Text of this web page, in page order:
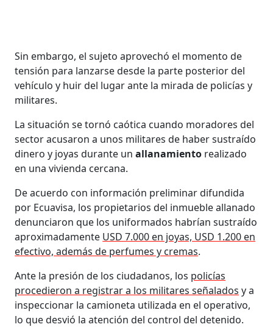
Sin embargo, el sujeto aprovechó el momento de
tensión para lanzarse desde la parte posterior del
vehículo y huir del lugar ante la mirada de policías y
militares.
La situación se tornó caótica cuando moradores del
sector acusaron a unos militares de haber sustraído
dinero y joyas durante unallanamiento realizado
en una vivienda cercana.
De acuerdo con información preliminar difundida
por Ecuavisa, los propietarios del inmueble allanado
denunciaron que los uniformados habrían sustraído
aproximadamente USD 7.000 en joyas, USD 1.200 en
efectivo, además de perfumes y cremas.
Ante la presión de los ciudadanos, los policías
procedieron a registrar a los militares señalados y a
inspeccionar la camioneta utilizada en el operativo,
lo que desvió la atención del control del detenido.